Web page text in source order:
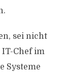
sei nicht
Chef im
Systeme